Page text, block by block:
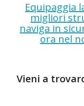
Equipaggia
migliori
naviga in
ora nel
Vieni a